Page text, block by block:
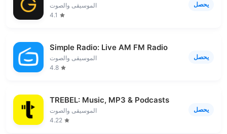
الموسيقى والصوت
4.1
يحصل
Simple Radio: Live AM FM Radio
الموسيقى والصوت
4.8
يحصل
TREBEL: Music, MP3 & Podcasts
الموسيقى والصوت
4.22
يحصل